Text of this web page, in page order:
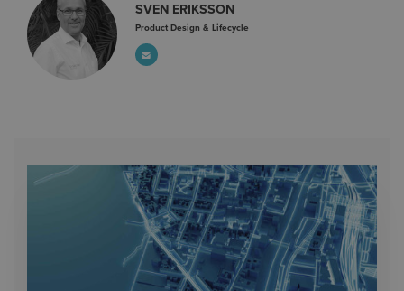
SVEN ERIKSSON
Product Design & Lifecycle